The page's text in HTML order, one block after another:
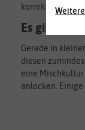
korrektem
Es gibt
Gerade in
diesen
eine
anlocken.